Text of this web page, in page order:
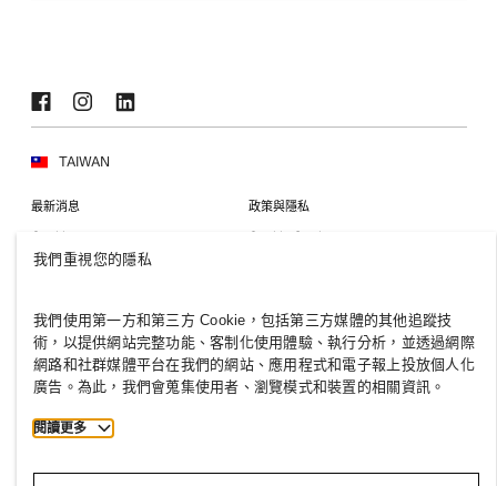
TAIWAN
最新消息 政策與隱私
Cookies Cookie Settings
H&M.com
2026 H & M Hennes and Mauritz AB.
Th
我們重視您的隱私
我們使用第一方和第三方 Cookie，包括第三方媒體的其他追蹤技
術，以提供網站完整功能、客制化使用體驗、執行分析，並透過網際
網路和社群媒體平台在我們的網站、應用程式和電子報上投放個人化
廣告。為此，我們會蒐集使用者、瀏覽模式和裝置的相關資訊。
閱讀更多